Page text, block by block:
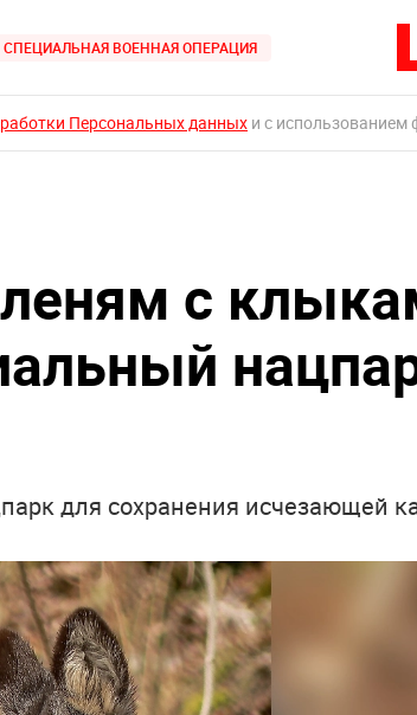
СПЕЦИАЛЬНАЯ ВОЕННАЯ ОПЕРАЦИЯ
Персональных данных и с использованием
с
для сохранения исчезающей